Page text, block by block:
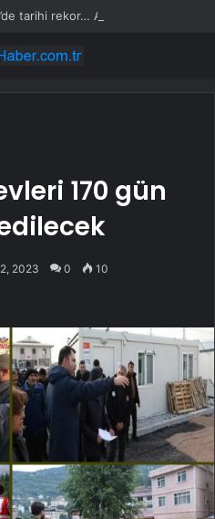
170 gün
2023 0 10